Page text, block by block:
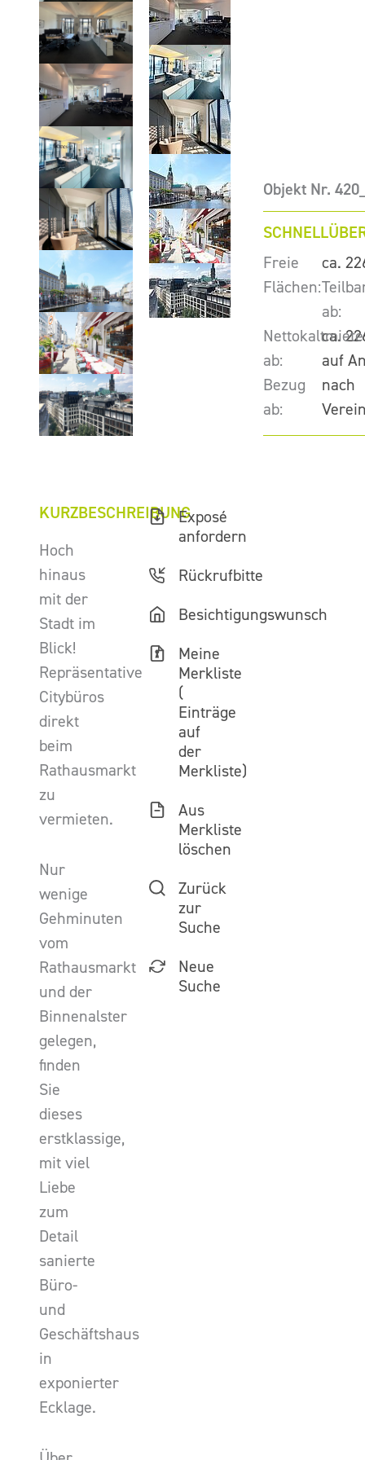
Objekt Nr.
Freie
Flächen:
ca.
ab:
ca.
Nettokaltmiete
ab:
auf
Bezug
ab:
nach
KURZBESCHREIBUNG
Hoch
hinaus
mit der
Stadt im
Blick!
Repräsentative
Citybüros
direkt
beim
Rathausmarkt
zu
vermieten.
Nur
wenige
Gehminuten
vom
Rathausmarkt
und der
Binnenalster
gelegen,
finden
Sie
dieses
erstklassige,
mit viel
Liebe
zum
Detail
sanierte
Büro-
und
Geschäftshaus
in
exponierter
Ecklage.
Exposé
anfordern
Rückrufbitte
Besichtigungswunsch
Meine
Merkliste
(
Einträge
auf
der
Merkliste)
Aus
Merkliste
löschen
Zurück
zur
Suche
Neue
Suche